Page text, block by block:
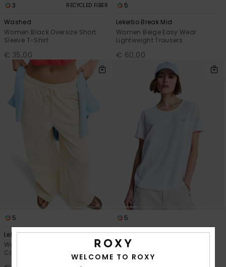
3 RECYCLED FIBER
Washed
Women Black Oversize Short
Sleeve T-Shirt
€ 35,00
5
Lekeitio Break Mid
Women Beige Easy Wear
Lightweight Trousers
€ 60,00
5
Lekeitio Knit
Women Beige Easy Wear Pull On
Corduroy Trousers
5
Oceanwave Regular Emby
Women White Short Sleeve T-
Shirt
WELCOME TO ROXY